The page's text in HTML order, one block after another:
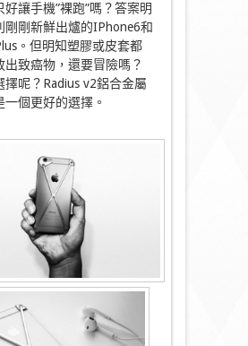
好讓手機”裸跑”嗎？答案明
剛剛新鮮出爐的IPhone6和
。但明知塑膠或皮套都
出致癌物，還要冒險嗎？
擇呢？Radius v2鋁合金屬
一個更好的選擇。